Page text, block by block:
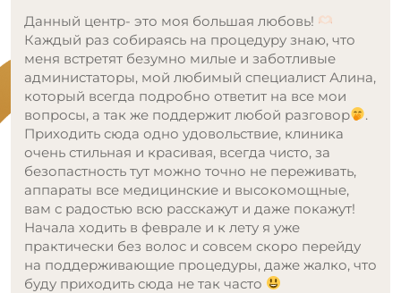
Данный центр- это моя большая любовь!
Каждый раз собираясь на процедуру знаю, что
меня встретят безумно милые и заботливые
администаторы, мой любимый специалист Алина,
который всегда подробно ответит на все мои
вопросы, а так же поддержит любой разговор
.
Приходить сюда одно удовольствие, клиника
очень стильная и красивая, всегда чисто, за
безопастность тут можно точно не переживать,
аппараты все медицинские и высокомощные,
вам с радостью всю расскажут и даже покажут!
Начала ходить в феврале и к лету я уже
практически без волос и совсем скоро перейду
на поддерживающие процедуры, даже жалко, что
буду приходить сюда не так часто